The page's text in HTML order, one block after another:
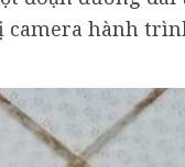
camera hành